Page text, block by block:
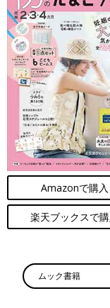
出典：Instagramアカウン
miffy.rs927さんは
は違うけれど、お揃
親子でお揃いコーデ
Amazonで購入
楽天ブックスで購
ムック書籍